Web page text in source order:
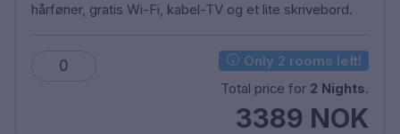
TV
hårføner, gratis Wi-Fi, kabel-TV og et lite skrivebord.
0
Only 2 rooms left!
Total price for 2 Nights.
3389 NOK